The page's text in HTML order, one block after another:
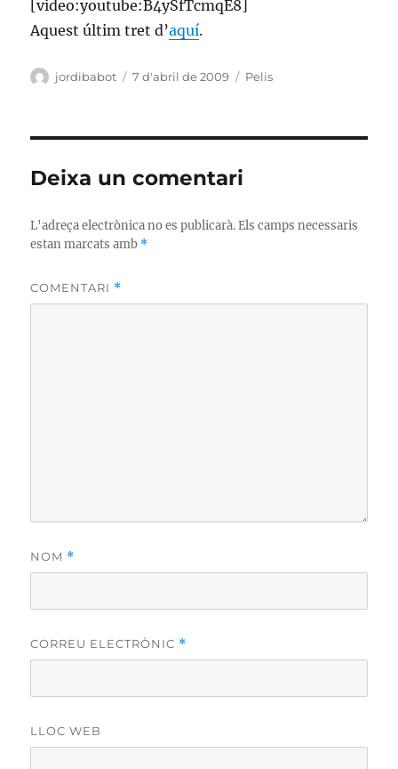
[video:youtube:B4ySfTcmqE8]
Aquest últim tret d’aquí.
Autor
jordibabot
Publicat
7 d'abril de 2009 Categories
Pelis
Deixa un comentari
L'adreça electrònica no es publicarà. Els camps necessaris
estan marcats amb *
COMENTARI *
NOM *
CORREU ELECTRÒNIC *
LLOC WEB